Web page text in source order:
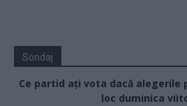
Sondaj
Ce partid ați vota dacă alegerile
loc duminica